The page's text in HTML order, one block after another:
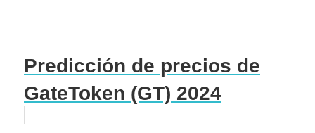
Predicción de precios de
GateToken (GT) 2024